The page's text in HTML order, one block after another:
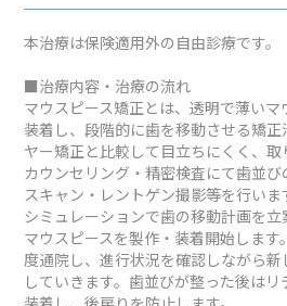
本治療は保険適用外の自由診療です。
■治療内容・治療の流れ
マウスピース矯正とは、透明で薄い
装着し、段階的に歯を移動させる矯
ヤー矯正と比較して目立ちにくく、取
カウンセリング・精密検査にて歯並
スキャン・レントゲン撮影等を行い
シミュレーションで歯の移動計画を
マウスピースを製作・装着開始しま
度通院し、進行状況を確認しながら
していきます。歯並びが整った後は